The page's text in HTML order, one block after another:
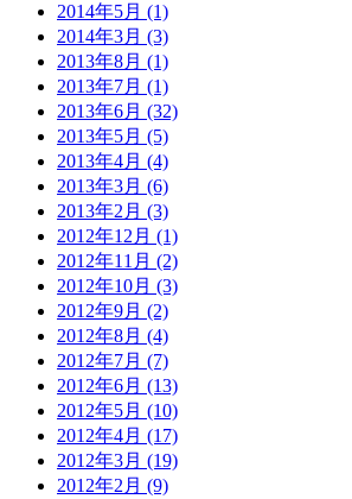
2014年5月 (1)
2014年3月 (3)
2013年8月 (1)
2013年7月 (1)
2013年6月 (32)
2013年5月 (5)
2013年4月 (4)
2013年3月 (6)
2013年2月 (3)
2012年12月 (1)
2012年11月 (2)
2012年10月 (3)
2012年9月 (2)
2012年8月 (4)
2012年7月 (7)
2012年6月 (13)
2012年5月 (10)
2012年4月 (17)
2012年3月 (19)
2012年2月 (9)